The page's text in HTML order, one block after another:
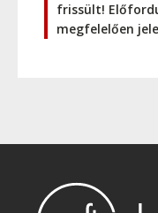
frissült!
megfelelően